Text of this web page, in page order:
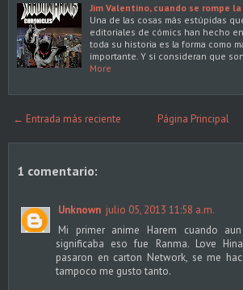
Jim Valentino, cuando se rompe
Una de las cosas más estúpidas
editoriales de cómics han hecho
toda su historia es la forma como
importante. Y si consideran que
More
← Entrada más reciente Página Principal
1 comentario:
Unknown julio 05, 2013 11:58 a.m.
Mi primer anime Harem cuando
significaba eso fue Ranma. Love
pasaron en carton Network, se me
tampoco me gusto tanto.